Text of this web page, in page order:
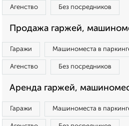
Агенство Без посредников
Продажа гаржей,
Гаражи Машиноместа в
Агенство Без посредников
Аренда гаржей,
Гаражи Машиноместа в